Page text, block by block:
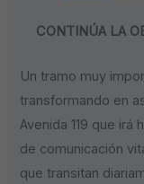
CONTINÚA LA
Un tramo muy
transformando en
Avenida 119 que irá
de comunicación
que transitan